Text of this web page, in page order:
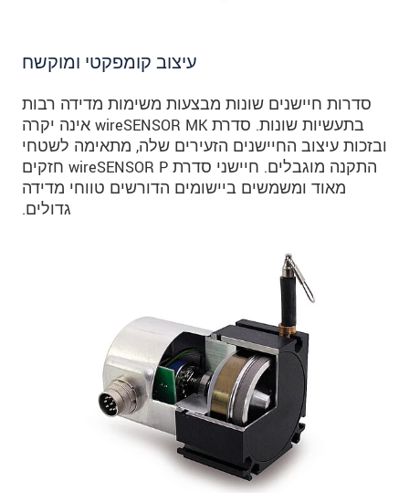
עיצוב קומפקטי ומוקשח
סדרות חיישנים שונות מבצעות משימות מדידה רבות
בתעשיות שונות. סדרת wireSENSOR MK אינה יקרה
ובזכות עיצוב החיישנים הזעירים שלה, מתאימה לשטחי
התקנה מוגבלים. חיישני סדרת wireSENSOR P חזקים
מאוד ומשמשים ביישומים הדורשים טווחי מדידה
גדולים.